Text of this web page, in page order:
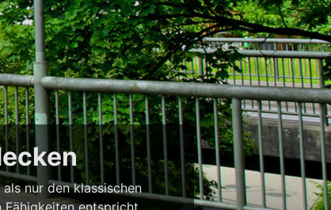
nur den klassischen